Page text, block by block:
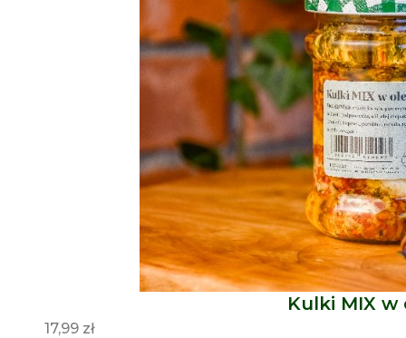
Kulki MIX w
17,99 zł